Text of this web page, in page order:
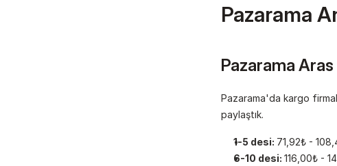
Pazarama
Pazarama
Pazarama'da kargo
paylaştık.
1-5 desi: 71,92₺ -
6-10 desi: 116,00₺ -